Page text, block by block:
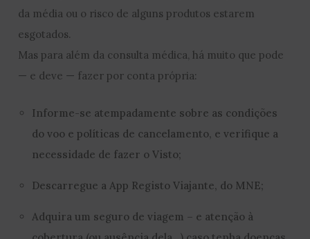
da média ou o risco de alguns produtos estarem
esgotados.
Mas para além da consulta médica, há muito que pode
— e deve — fazer por conta própria:
Informe-se atempadamente sobre as condições
do voo e políticas de cancelamento, e verifique a
necessidade de fazer o Visto;
Descarregue a App Registo Viajante, do MNE;
Adquira um seguro de viagem – e atenção à